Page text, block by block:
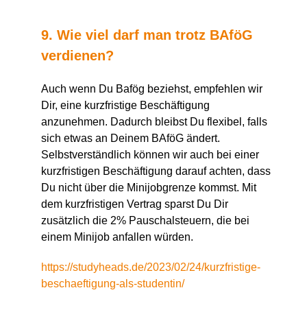
9. Wie viel darf man trotz BAföG
verdienen?
Auch wenn Du Bafög beziehst, empfehlen wir
Dir, eine kurzfristige Beschäftigung
anzunehmen. Dadurch bleibst Du flexibel, falls
sich etwas an Deinem BAföG ändert.
Selbstverständlich können wir auch bei einer
kurzfristigen Beschäftigung darauf achten, dass
Du nicht über die Minijobgrenze kommst. Mit
dem kurzfristigen Vertrag sparst Du Dir
zusätzlich die 2% Pauschalsteuern, die bei
einem Minijob anfallen würden.
https://studyheads.de/2023/02/24/kurzfristige-
beschaeftigung-als-studentin/